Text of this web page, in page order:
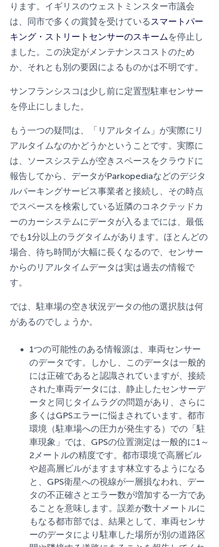
ります。イギリスのウェストミンスター市議会
は、同市で多くの賞賛を受けているスマートパー
キング・ストリートセンサーのスキームを停止し
ました。この決定がメンテナンスコストのため
か、それとも別の要因によるものかは不明です。
サンフランシスコは少し前に定置型駐車センサー
を停止にしました。
もう一つの疑問は、「リアルタイム」が実際にリ
アルタイムなのかどうかということです。実際に
は、ソースシステムが空きスペースをクラウドに
報告してから、データがParkopediaなどのデジタ
ルパーキングサービス事業者と接続し、その時点
でスペースを検索している近隣のコネクテッドカ
ーのカーシステムにデータが入るまでには、最低
でも1分以上のラグタイムがあります。ほとんどの
場合、待ち時間が大幅に長くなるので、センサー
からのリアルタイムデータは実は過去の情報で
す。
では、駐車場の空き状況データの他の選択肢は何
があるのでしょうか。
1つの可能性のある情報源は、車両センサー
のデータです。しかし、このデータは一般的
には正確であると認識されていますが、接続
された車両データには、静止したセンサーデ
ータと同じタイムラグの問題があり、さらに
多くはGPSエラーに悩まされています。都市
環境（駐車場への圧力が発生する）での「駐
車現象」では、GPSの位置測定は一般的に1～
2メートルの精度です。都市環境で高層ビル
や超高層ビルがますます林立するようになる
と、GPS衛星への視線が一層損なわれ、デー
タの不正確さとエラー数が増加する一方であ
ることを意味します。誤差が数十メートルに
もなる都市部では、結果として、車両センサ
ーのデータにより駐車した場所が別の道路区